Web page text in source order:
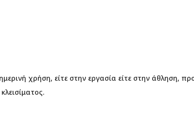
χρήση, είτε στην εργασία είτε στην άθληση,